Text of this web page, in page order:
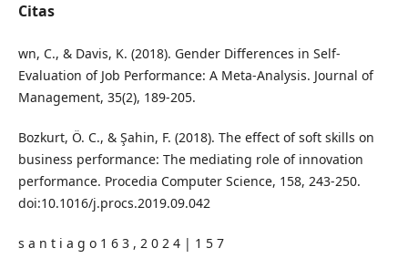
Citas
wn, C., & Davis, K. (2018). Gender Differences in Self-
Evaluation of Job Performance: A Meta-Analysis. Journal of
Management, 35(2), 189-205.
Bozkurt, Ö. C., & Şahin, F. (2018). The effect of soft skills on
business performance: The mediating role of innovation
performance. Procedia Computer Science, 158, 243-250.
doi:10.1016/j.procs.2019.09.042
s a n t i a g o 1 6 3 , 2 0 2 4 | 1 5 7